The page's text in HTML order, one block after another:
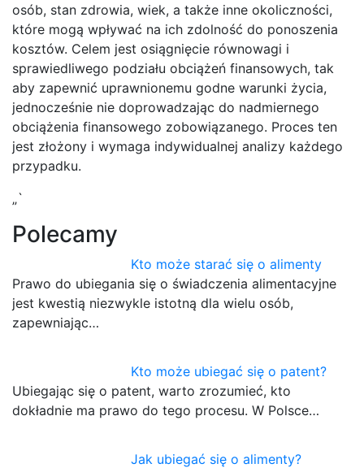
osób, stan zdrowia, wiek, a także inne okoliczności,
które mogą wpływać na ich zdolność do ponoszenia
kosztów. Celem jest osiągnięcie równowagi i
sprawiedliwego podziału obciążeń finansowych, tak
aby zapewnić uprawnionemu godne warunki życia,
jednocześnie nie doprowadzając do nadmiernego
obciążenia finansowego zobowiązanego. Proces ten
jest złożony i wymaga indywidualnej analizy każdego
przypadku.
„`
Polecamy
Kto może starać się o alimenty
Prawo do ubiegania się o świadczenia alimentacyjne
jest kwestią niezwykle istotną dla wielu osób,
zapewniając…
Kto może ubiegać się o patent?
Ubiegając się o patent, warto zrozumieć, kto
dokładnie ma prawo do tego procesu. W Polsce…
Jak ubiegać się o alimenty?